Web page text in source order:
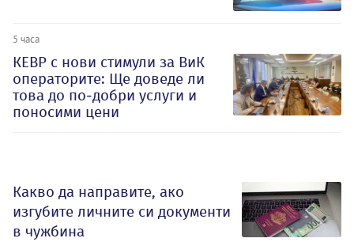
5 часа
КЕВР с нови стимули за ВиК
операторите: Ще доведе ли
това до по-добри услуги и
поносими цени
Какво да направите, ако
изгубите личните си документи
в чужбина